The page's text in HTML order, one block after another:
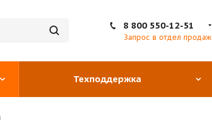
8 800 550-12-51
Запрос в отдел продаж
Техподдержка